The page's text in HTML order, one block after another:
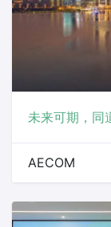
未来可期，同
AECOM